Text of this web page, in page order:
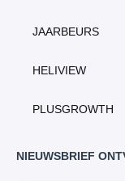
JAARBEURS
HELIVIEW
PLUSGROWTH
NIEUWSBRIEF